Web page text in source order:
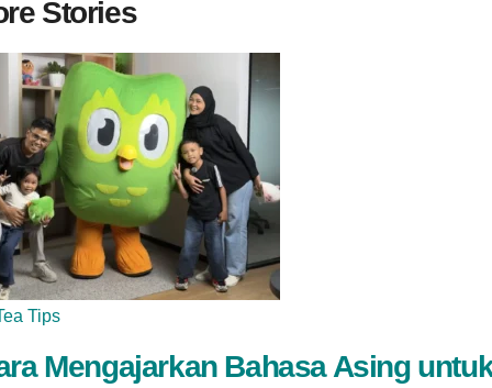
Stories
Tips
Mengajarkan Bahasa Asing